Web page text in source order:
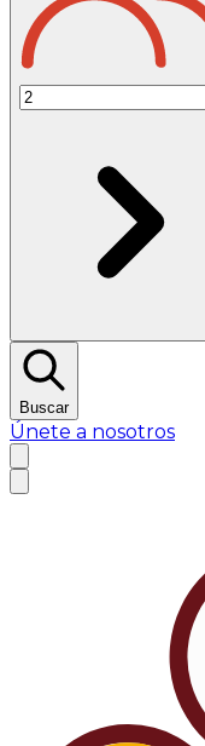
Buscar
Únete a nosotros